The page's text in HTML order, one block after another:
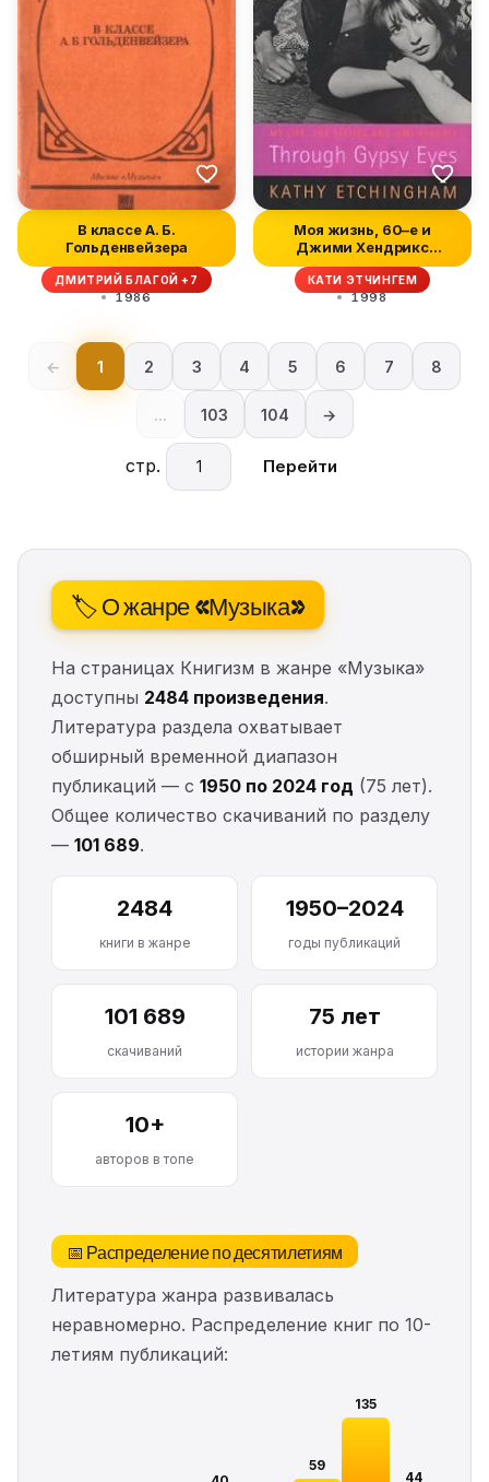
В классе А. Б.
Гольденвейзера
ДМИТРИЙ БЛАГОЙ +7
1986
Моя жизнь, 60–е и
Джими Хендрикс
глазами цыганки
КАТИ ЭТЧИНГЕМ
1998
← 1 2 3 4 5 6 7 8
... 103 104 →
стр. Перейти
🏷️ О жанре «Музыка»
На страницах Книгизм в жанре «Музыка»
доступны 2484 произведения.
Литература раздела охватывает
обширный временной диапазон
публикаций — с 1950 по 2024 год (75 лет).
Общее количество скачиваний по разделу
— 101 689.
2484
книги в жанре
1950–2024
годы публикаций
101 689
скачиваний
75 лет
истории жанра
10+
авторов в топе
📅 Распределение по десятилетиям
Литература жанра развивалась
неравномерно. Распределение книг по 10-
летиям публикаций:
59
135
44